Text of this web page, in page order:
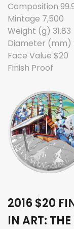
Composition
Mintage 7,500
Weight (g) 31.83
Diameter (mm)
Face Value $20
Finish Proof
2016 $20
IN ART: